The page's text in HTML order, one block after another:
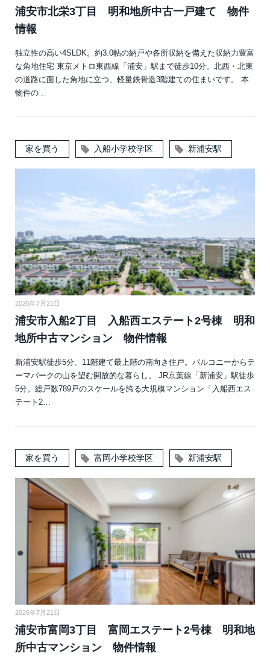
浦安市北栄3丁目 明和地所中古一戸建て 物件
情報
独立性の高い4SLDK。約3.0帖の納戸や各所収納を備えた収納力豊富
な角地住宅 東京メトロ東西線「浦安」駅まで徒歩10分。北西・北東
の道路に面した角地に立つ、軽量鉄骨造3階建ての住まいです。 本
物件の…
家を買う 入船小学校学区 新浦安駅
2026年7月21日
浦安市入船2丁目 入船西エステート2号棟 明和
地所中古マンション 物件情報
新浦安駅徒歩5分、11階建て最上階の南向き住戸。バルコニーからテ
ーマパークの山を望む開放的な暮らし。 JR京葉線「新浦安」駅徒歩
5分。総戸数789戸のスケールを誇る大規模マンション「入船西エス
テート2…
家を買う 富岡小学校学区 新浦安駅
2026年7月21日
浦安市富岡3丁目 富岡エステート2号棟 明和地
所中古マンション 物件情報